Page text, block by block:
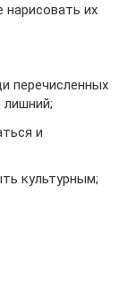
нарисовать их
перечисленных
и
культурным;